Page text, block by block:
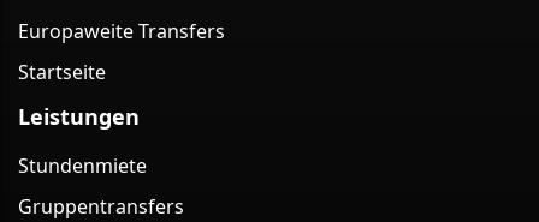
Europaweite Transfers
Startseite
Leistungen
Stundenmiete
Gruppentransfers